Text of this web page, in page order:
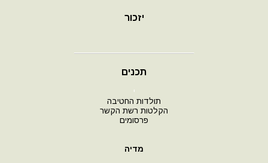
יזכור
תכנים
י
תולדות החטיבה
הקלטות רשת הקשר
פרסומים
מדיה